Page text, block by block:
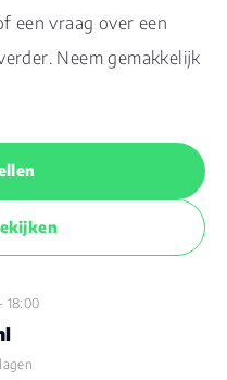
een vraag over een
Neem gemakkelijk
18:00